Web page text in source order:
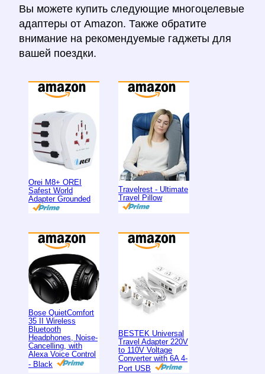
Вы можете купить следующие многоцелевые
адаптеры от Amazon. Также обратите
внимание на рекомендуемые гаджеты для
вашей поездки.
Orei M8+ OREI
Safest World
Adapter Grounded
Travelrest - Ultimate
Travel Pillow
Bose QuietComfort
35 II Wireless
Bluetooth
Headphones, Noise-
Cancelling, with
Alexa Voice Control
- Black
BESTEK Universal
Travel Adapter 220V
to 110V Voltage
Converter with 6A 4-
Port USB